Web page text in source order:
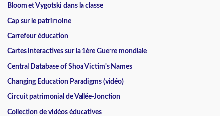
Bloom et Vygotski dans la classe
Cap sur le patrimoine
Carrefour éducation
Cartes interactives sur la 1ère Guerre mondiale
Central Database of Shoa Victim's Names
Changing Education Paradigms (vidéo)
Circuit patrimonial de Vallée-Jonction
Collection de vidéos éducatives